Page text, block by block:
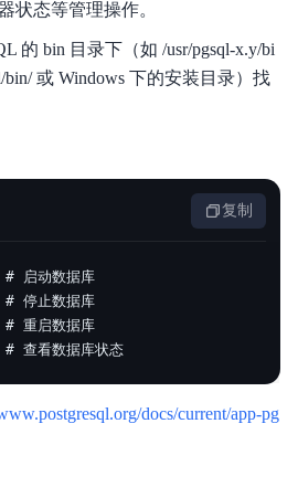
状态等管理操作。
的 bin 目录下（如 /usr/pgsql-x.y/bi
bin/ 或 Windows 下的安装目录）找
复制
看数据库状态
docs/current/app-pg